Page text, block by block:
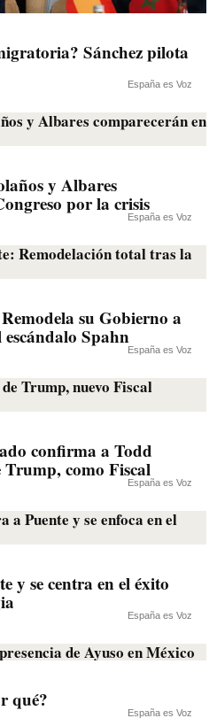
Sánchez pilota
España es Voz
y Albares
por la crisis
España es Voz
su Gobierno a
escándalo Spahn
España es Voz
confirma a Todd
como Fiscal
España es Voz
y se centra en el éxito
España es Voz
qué?
España es Voz